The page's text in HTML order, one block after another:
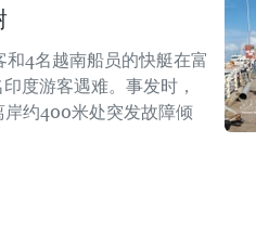
4名越南船员的快艇在富
度游客遇难。事发时，
约400米处突发故障倾